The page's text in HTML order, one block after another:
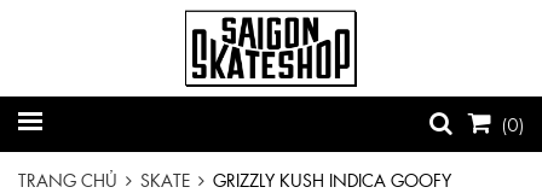
(0)
TRANG CHỦ SKATE
GRIZZLY KUSH INDICA GOOFY